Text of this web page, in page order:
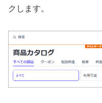
クします。